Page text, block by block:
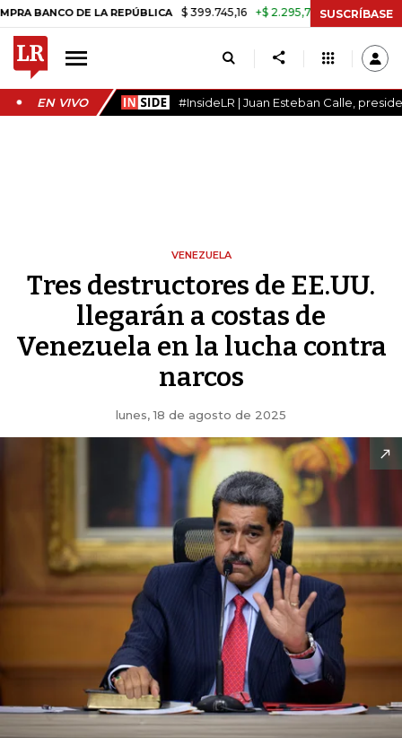
DE LA REPÚBLICA $ 399.745,16 +$ 2.295,71 +0,58% TASA DE
SUSCRÍBASE
EN VIVO #InsideLR | Juan Esteban Calle,
VENEZUELA
Tres destructores de EE.UU.
llegarán a costas de
Venezuela en la lucha contra
narcos
lunes, 18 de agosto de 2025